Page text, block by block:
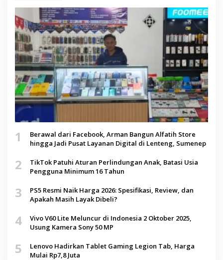
1
Berawal dari Facebook, Arman Bangun Alfatih Store
hingga Jadi Pusat Layanan Digital di Lenteng, Sumenep
2
TikTok Patuhi Aturan Perlindungan Anak, Batasi Usia
Pengguna Minimum 16 Tahun
3
PS5 Resmi Naik Harga 2026: Spesifikasi, Review, dan
Apakah Masih Layak Dibeli?
4
Vivo V60 Lite Meluncur di Indonesia 2 Oktober 2025,
Usung Kamera Sony 50 MP
5
Lenovo Hadirkan Tablet Gaming Legion Tab, Harga
Mulai Rp7,8 Juta